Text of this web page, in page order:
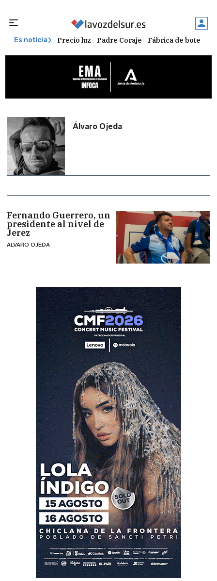
Es noticia Precio luz Padre Coraje Fábrica de botellas
Álvaro Ojeda
Fernando Guerrero, un
presidente al nivel de
Jerez
ÁLVARO OJEDA